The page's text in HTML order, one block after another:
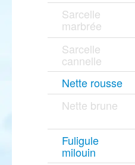
Sarcelle
marbrée
Sarcelle
cannelle
Nette rousse
Nette brune
Fuligule
milouin